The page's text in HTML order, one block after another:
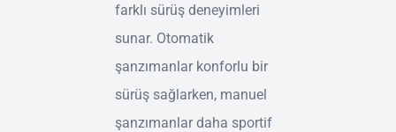
farklı sürüş deneyimleri
sunar. Otomatik
şanzımanlar konforlu bir
sürüş sağlarken, manuel
şanzımanlar daha sportif